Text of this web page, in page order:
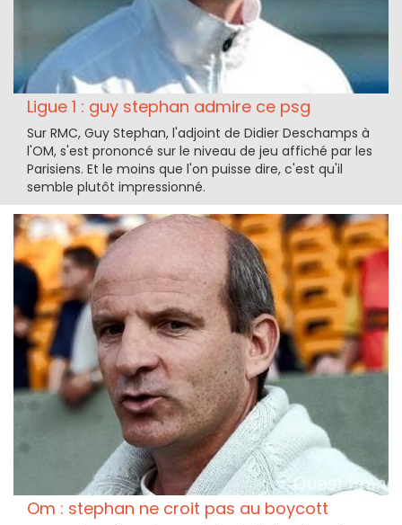
Ligue 1 : guy stephan admire ce psg
Sur RMC, Guy Stephan, l'adjoint de Didier Deschamps à
l'OM, s'est prononcé sur le niveau de jeu affiché par les
Parisiens. Et le moins que l'on puisse dire, c'est qu'il
semble plutôt impressionné.
Om : stephan ne croit pas au boycott